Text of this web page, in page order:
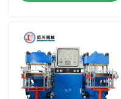
Produkte
Videos